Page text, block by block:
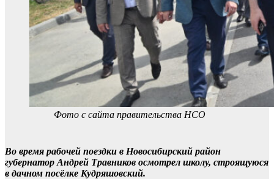
Фото с сайта правительства НСО
Во время рабочей поездки в Новосибирский район
губернатор Андрей Травников осмотрел школу, строящуюся
в дачном посёлке Кудряшовский.